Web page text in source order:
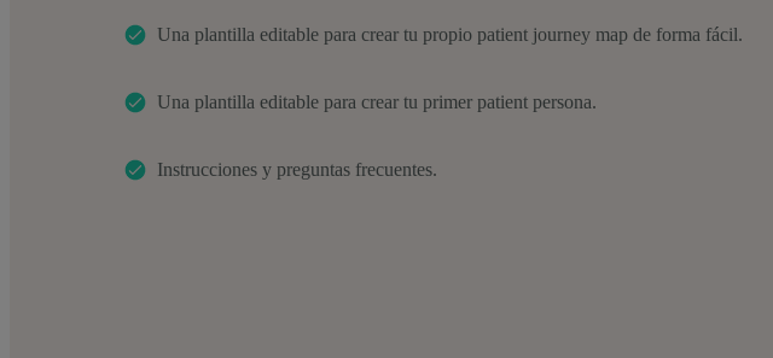
Una plantilla editable para crear tu propio patient journey map de forma fácil.
Una plantilla editable para crear tu primer patient persona.
Instrucciones y preguntas frecuentes.